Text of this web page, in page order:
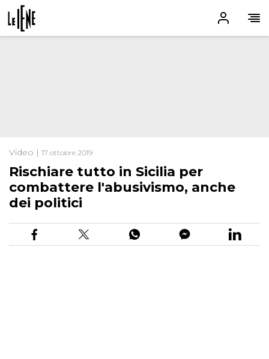
Video | 17 ottobre 2019
Rischiare tutto in Sicilia per
combattere l'abusivismo, anche
dei politici